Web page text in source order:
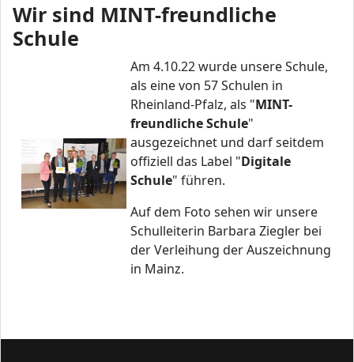
Wir sind MINT-freundliche
Schule
Am 4.10.22 wurde unsere Schule,
als eine von 57 Schulen in
Rheinland-Pfalz, als "MINT-
freundliche Schule"
ausgezeichnet und darf seitdem
offiziell das Label "Digitale
Schule" führen.
Auf dem Foto sehen wir unsere
Schulleiterin Barbara Ziegler bei
der Verleihung der Auszeichnung
in Mainz.